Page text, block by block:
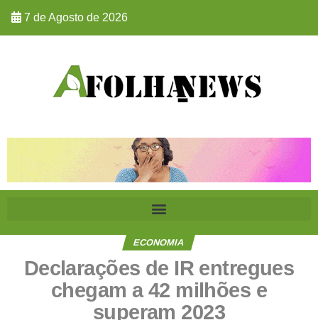
7 de Agosto de 2026
ECONOMIA
Declarações de IR entregues
chegam a 42 milhões e
superam 2023